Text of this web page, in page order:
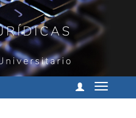
Cambiar